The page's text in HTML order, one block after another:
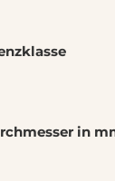
in